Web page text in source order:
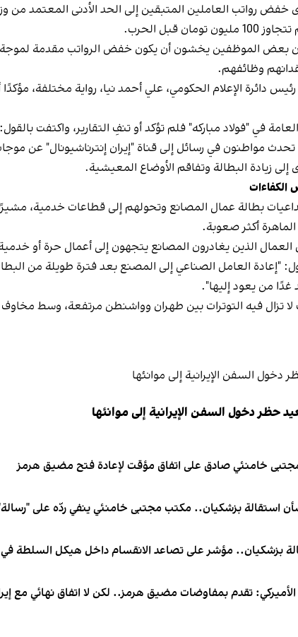
خفض رواتب العاملين المتبقين إلى الحد الأدنى
قبل الحرب.
أن بعض الموظفين يخشون أن يكون خفض الرواتب مقدمة
وظائفهم.
العامة في "فولاد مباركه" فلم تؤكد أو تنفِ التقارير، واكتفت
تحدث مواطنون في رسائل إلى قناة "إيران إنترناشيونال"
إلى زيادة البطالة وتفاقم الأوضاع المعيشية.
الكفاءات
بطالة عمال المصانع وتحولهم إلى قطاعات خدمية،
أكثر صعوبة.
العمال الذين يغادرون المصانع يتجهون إلى أعمال حرة أو
"إعادة العامل الصناعي إلى المصنع بعد فترة طويلة من
غدًا من يعود إليها".
تزال فيه التوترات بين طهران وواشنطن مرتفعة، وسط
حظر دخول السفن الإيرانية إلى موانئها
خامنئي صادق على اتفاق مؤقت لإعادة فتح مضيق هرمز
استقالة بزشكيان.. مكتب مجتبى خامنئي ينفي ردّه على "رسالة"
بزشكيان.. مؤشر على تصاعد الانقسام داخل هيكل السلطة في
الأميركي: تقدم بمفاوضات مضيق هرمز.. لكن لا اتفاق نهائي مع